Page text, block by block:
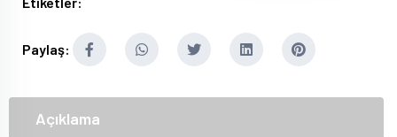
Paylaş:
Açıklama